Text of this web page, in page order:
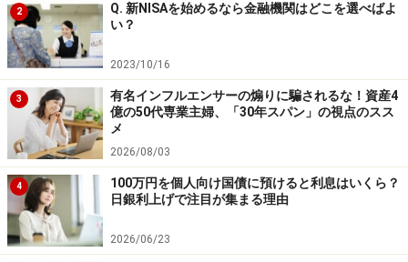
2
Q. 新NISAを始めるなら金融機関はどこを選べばよ
い？
2023/10/16
3
有名インフルエンサーの煽りに騙されるな！資産4
億の50代専業主婦、「30年スパン」の視点のスス
メ
2026/08/03
4
100万円を個人向け国債に預けると利息はいくら？
日銀利上げで注目が集まる理由
2026/06/23